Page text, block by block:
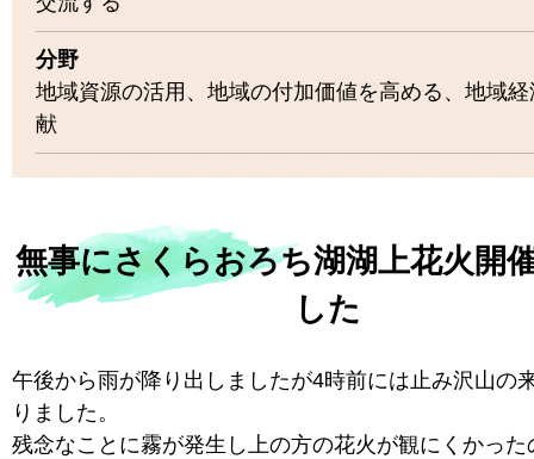
分野
地域資源の活用、地域の付加価値を高める、地域
献
無事にさくらおろち湖湖上花火開
した
午後から雨が降り出しましたが4時前には止み沢山の
りました。
残念なことに霧が発生し上の方の花火が観にくかった